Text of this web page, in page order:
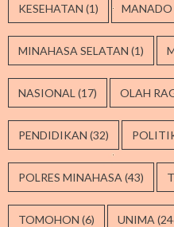
KESEHATAN (1) MANADO
MINAHASA SELATAN (1)
NASIONAL (17) OLAH
PENDIDIKAN (32)
POLRES MINAHASA (43)
TOMOHON (6) UNIMA